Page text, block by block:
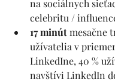
na sociálnych
celebritu /
17 minút mesačne
užívatelia v
LinkedIne, 40 %
navštívi LinkedIn